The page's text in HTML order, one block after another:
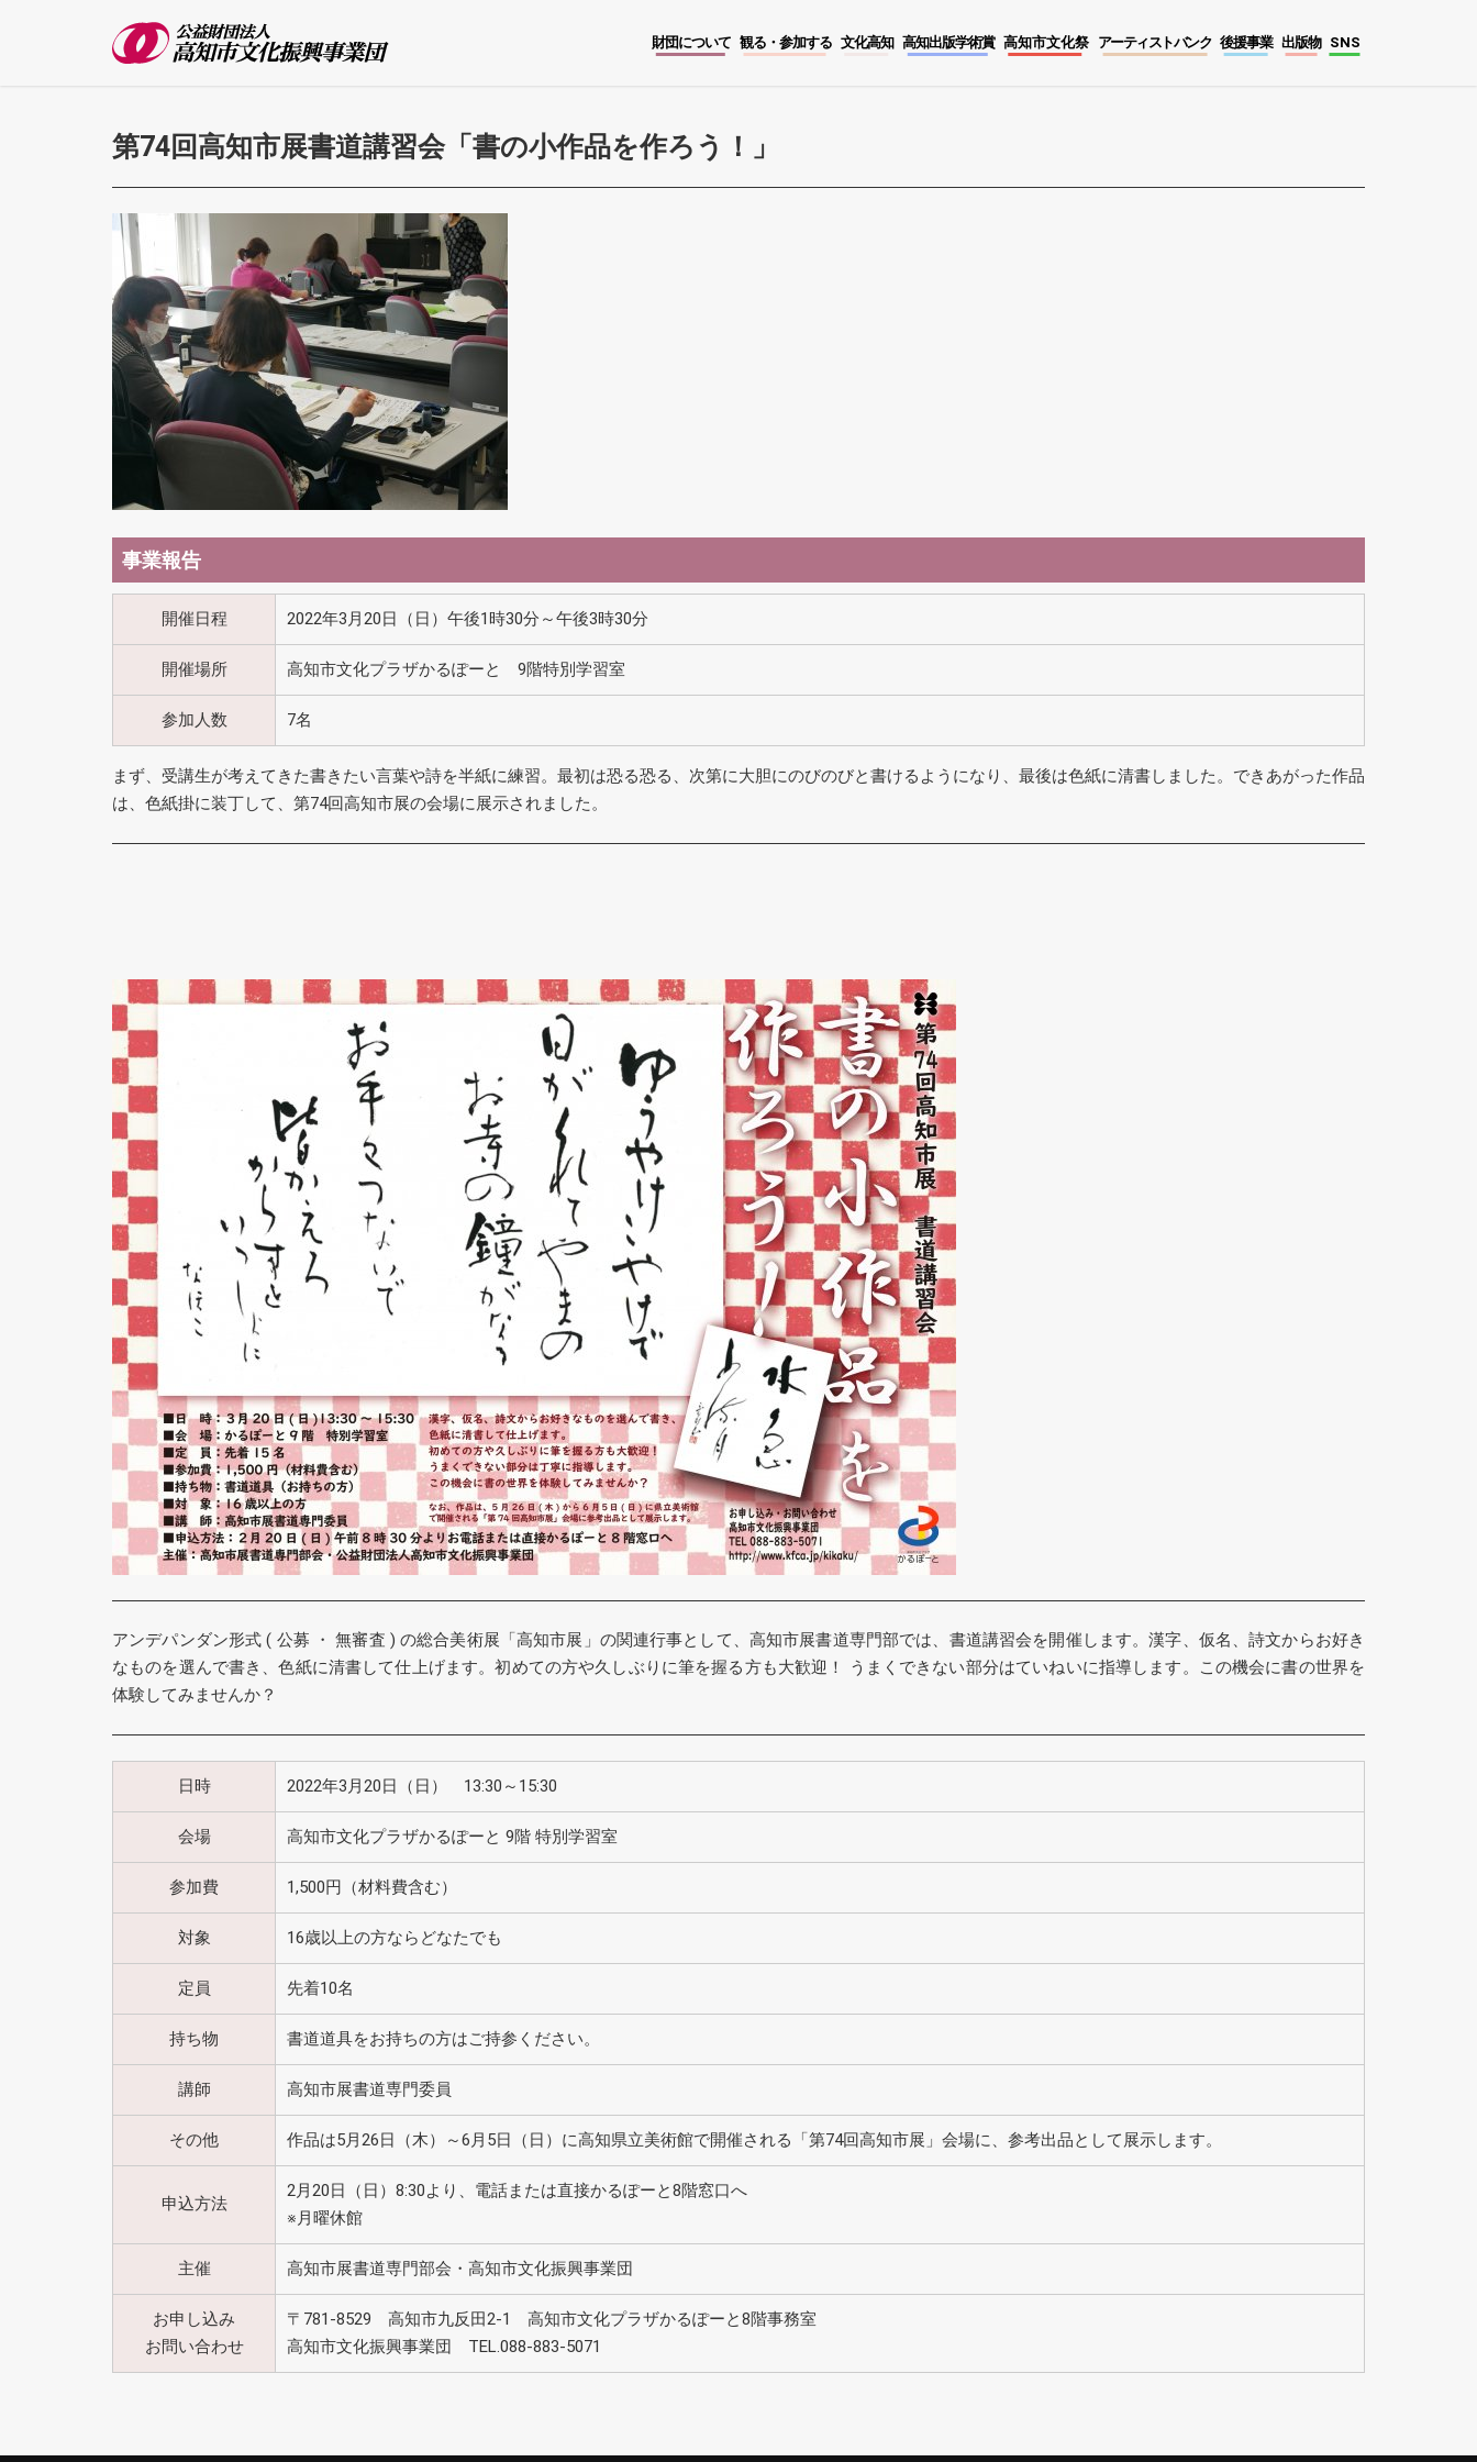
財団について 観る・参加する 文化高知 高知出版学術賞 高知市文化祭 アーティストバンク 後援事業 出版物 SNS
第74回高知市展書道講習会「書の小作品を作ろう！」
事業報告
開催日程 2022年3月20日（日）午後1時30分～午後3時30分
開催場所 高知市文化プラザかるぽーと 9階特別学習室
参加人数 7名
まず、受講生が考えてきた書きたい言葉や詩を半紙に練習。最初は恐る恐る、次第に大胆にのびのびと書けるようになり、最後は色紙に清書しました。できあがった作品
は、色紙掛に装丁して、第74回高知市展の会場に展示されました。
アンデパンダン形式 ( 公募 ・ 無審査 ) の総合美術展「高知市展」の関連行事として、高知市展書道専門部では、書道講習会を開催します。漢字、仮名、詩文からお好き
なものを選んで書き、色紙に清書して仕上げます。初めての方や久しぶりに筆を握る方も大歓迎！ うまくできない部分はていねいに指導します。この機会に書の世界を
体験してみませんか？
日時 2022年3月20日（日） 13:30～15:30
会場 高知市文化プラザかるぽーと 9階 特別学習室
参加費 1,500円（材料費含む）
対象 16歳以上の方ならどなたでも
定員 先着10名
持ち物 書道道具をお持ちの方はご持参ください。
講師 高知市展書道専門委員
その他 作品は5月26日（木）～6月5日（日）に高知県立美術館で開催される「第74回高知市展」会場に、参考出品として展示します。
申込方法
2月20日（日）8:30より、電話または直接かるぽーと8階窓口へ
※月曜休館
主催 高知市展書道専門部会・高知市文化振興事業団
お申し込み
お問い合わせ
〒781-8529 高知市九反田2-1 高知市文化プラザかるぽーと8階事務室
高知市文化振興事業団 TEL.088-883-5071